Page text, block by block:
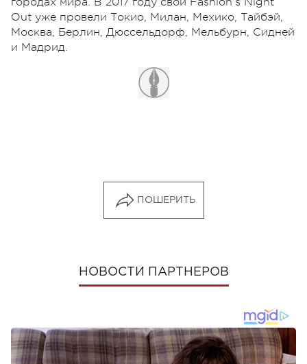
Out уже провели Токио, Милан, Мехико, Тайбэй,
Москва, Берлин, Дюссельдорф, Мельбурн, Сидней
и Мадрид.
ПОШЕРИТЬ
НОВОСТИ ПАРТНЕРОВ